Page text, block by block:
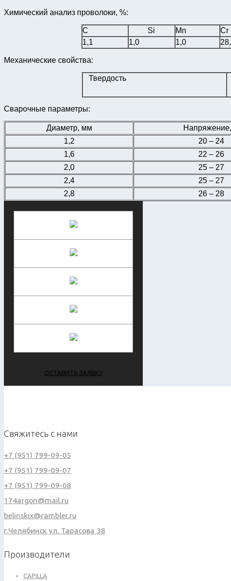
Химический анализ проволоки, %:
C Si Mn Cr
1,1
1,0 1,0
Механические свойства:
Твердость
Сварочные параметры:
Диаметр, мм
1,2
20 – 24
1,6
22 – 26
2,0
25 – 27
2,4
25 – 27
2,8
26 – 28
ОСТАВИТЬ ЗАЯВКУ
Свяжитесь с нами
+7 (951) 799-09-05
+7 (951) 799-09-07
+7 (951) 799-09-08
174argon@mail.ru
belinskix@rambler.ru
г.Челябинск ул. Тарасова 38
Производители
CAPILLA